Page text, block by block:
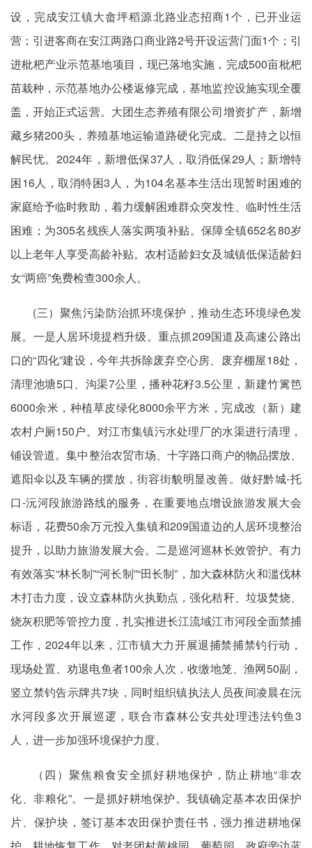
设，完成安江镇大畲坪稻源北路业态招商1个，已开业运
营；引进客商在安江两路口商业路2号开设运营门面1个；引
进枇杷产业示范基地项目，现已落地实施，完成500亩枇杷
苗栽种，示范基地办公楼返修完成，基地监控设施实现全覆
盖，开始正式运营。大团生态养殖有限公司增资扩产，新增
藏乡猪200头，养殖基地运输道路硬化完成。二是持之以恒
解民忧。2024年，新增低保37人，取消低保29人；新增特
困16人，取消特困3人，为104名基本生活出现暂时困难的
家庭给予临时救助，着力缓解困难群众突发性、临时性生活
困难；为305名残疾人落实两项补贴。保障全镇652名80岁
以上老年人享受高龄补贴。农村适龄妇女及城镇低保适龄妇
女“两癌”免费检查300余人。
(三）聚焦污染防治抓环境保护，推动生态环境绿色发
展。一是人居环境提档升级。重点抓209国道及高速公路出
口的“四化”建设，今年共拆除废弃空心房、废弃棚屋18处，
清理池塘5口、沟渠7公里，播种花籽3.5公里，新建竹篱笆
6000余米，种植草皮绿化8000余平方米，完成改（新）建
农村户厕150户。对江市集镇污水处理厂的水渠进行清理，
铺设管道。集中整治农贸市场、十字路口商户的物品摆放、
遮阳伞以及车辆的摆放，街容街貌明显改善。做好黔城-托
口-沅河段旅游路线的服务，在重要地点增设旅游发展大会
标语，花费50余万元投入集镇和209国道边的人居环境整治
提升，以助力旅游发展大会。二是巡河巡林长效管护。有力
有效落实“林长制”“河长制”“田长制”，加大森林防火和滥伐林
木打击力度，设立森林防火执勤点，强化秸秆、垃圾焚烧、
烧灰积肥等管控力度，扎实推进长江流域江市河段全面禁捕
工作，2024年以来，江市镇大力开展退捕禁捕禁钓行动，
现场处置、劝退电鱼者100余人次，收缴地笼、渔网50副，
竖立禁钓告示牌共7块，同时组织镇执法人员夜间凌晨在沅
水河段多次开展巡逻，联合市森林公安共处理违法钓鱼3
人，进一步加强环境保护力度。
（四）聚焦粮食安全抓好耕地保护，防止耕地“非农
化、非粮化”。一是抓好耕地保护。我镇确定基本农田保护
片、保护块 ，签订基本农田保护责任书，强力推进耕地保